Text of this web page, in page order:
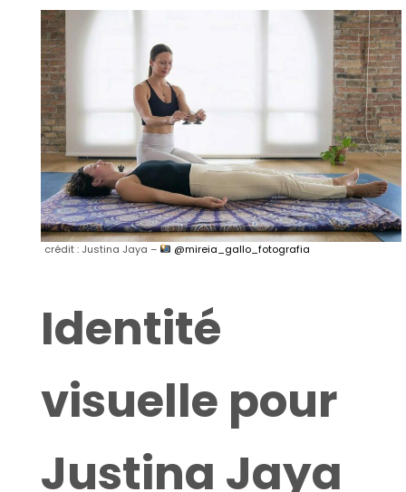
crédit : Justina Jaya – @mireia_gallo_fotografia
Identité
visuelle pour
Justina Jaya